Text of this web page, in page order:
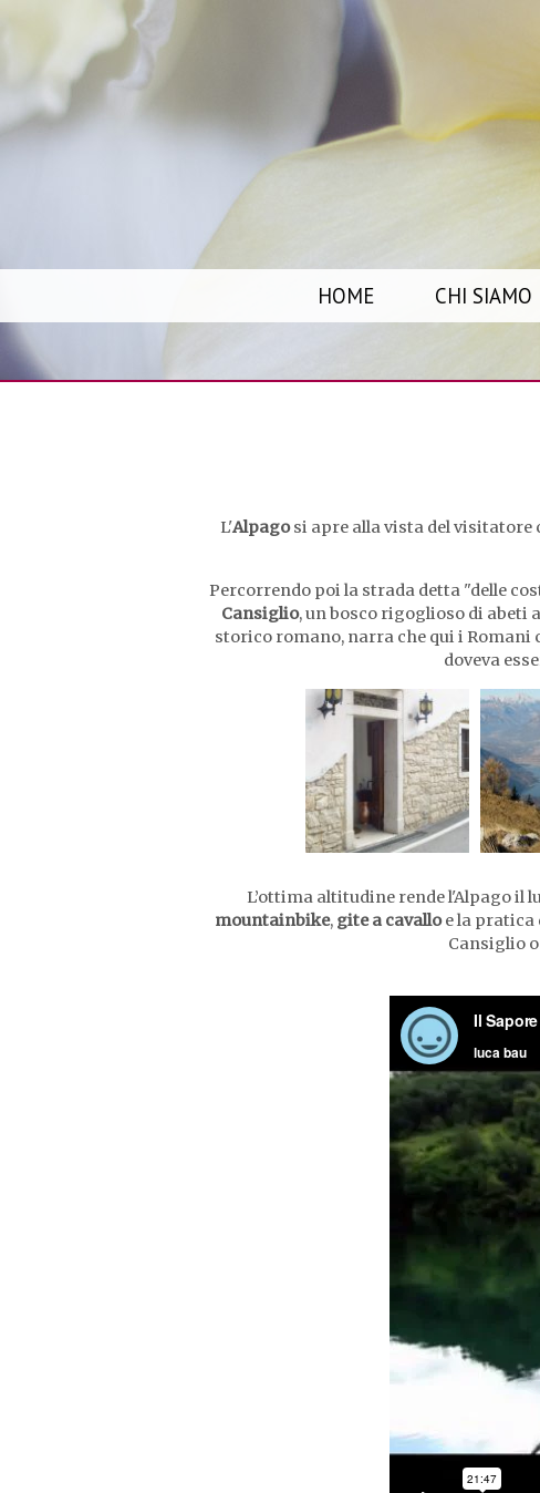
K
I
P
HOME CHI SIAMO
L'Alpagosi apre alla vista del
Percorrendo poi la strada detta "delle
Cansiglio, un bosco rigoglioso di
storico romano, narra che qui i
doveva
L’ottima altitudine rende l'Alpago il
mountainbike, gite a cavalloe la pratica
Cansiglio